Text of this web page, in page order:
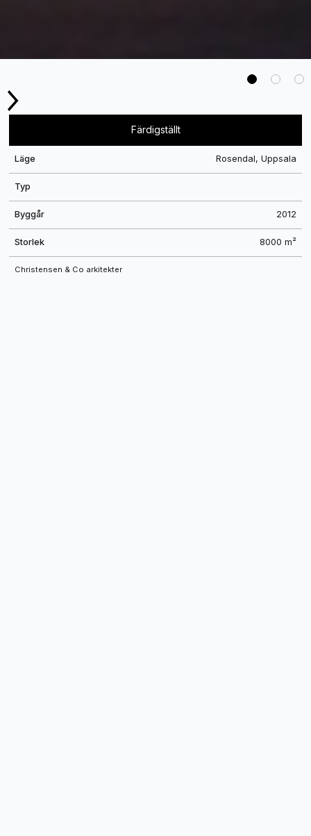
Färdigställt
Läge Rosendal, Uppsala
Typ
Byggår 2012
Storlek 8000 m²
Christensen & Co arkitekter